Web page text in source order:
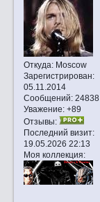
Откуда:Moscow
Зарегистрирован:
05.11.2014
Сообщений:24838
Уважение: +89
Отзывы:
Последний визит:
19.05.2026 22:13
Моя коллекция: